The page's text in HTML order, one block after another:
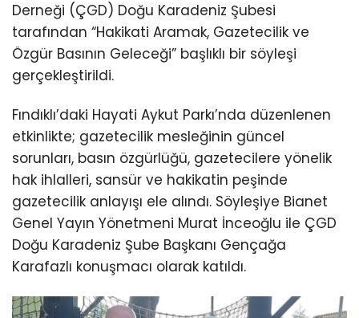
Derneği (ÇGD) Doğu Karadeniz Şubesi
tarafından “Hakikati Aramak, Gazetecilik ve
Özgür Basının Geleceği” başlıklı bir söyleşi
gerçekleştirildi.
Fındıklı’daki Hayati Aykut Parkı’nda düzenlenen
etkinlikte; gazetecilik mesleğinin güncel
sorunları, basın özgürlüğü, gazetecilere yönelik
hak ihlalleri, sansür ve hakikatin peşinde
gazetecilik anlayışı ele alındı. Söyleşiye Bianet
Genel Yayın Yönetmeni Murat İnceoğlu ile ÇGD
Doğu Karadeniz Şube Başkanı Gençağa
Karafazlı konuşmacı olarak katıldı.